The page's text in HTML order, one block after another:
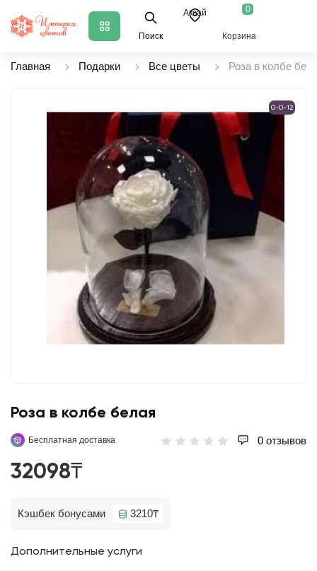
Поиск
Аксай 0
Корзина
Главная Подарки Все цветы Роза в колбе
0-0-12
Роза в колбе белая
Бесплатная доставка 0 отзывов
32098₸
Кэшбек бонусами 3210₸
Дополнительные услуги